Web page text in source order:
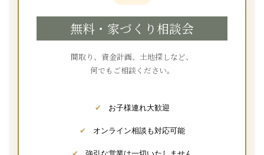
無料・家づくり相談会
間取り、資金計画、土地探しなど、
何でもご相談ください。
✔ お子様連れ大歓迎
✔ オンライン相談も対応可能